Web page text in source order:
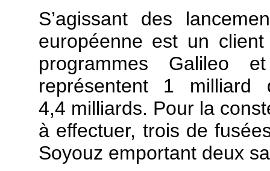
S’agissant des
européenne est un
programmes Galileo
représentent 1
4,4 milliards. Pour la
à effectuer, trois de
Soyouz emportant deux